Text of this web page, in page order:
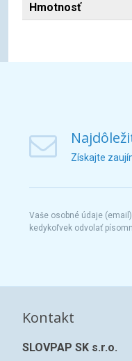
Hmotnosť
Získajte
Vaše osobné údaje
kedykoľvek odvolať
Kontakt
SLOVPAP SK s.r.o.